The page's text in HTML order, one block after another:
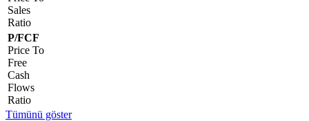
Sales
Ratio
P/FCF
Price To
Free
Cash
Flows
Ratio
Tümünü göster